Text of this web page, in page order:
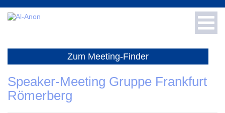
Für Fachleute
Info & Presse
Zum Meeting-Finder
Speaker-Meeting Gruppe Frankfurt
Römerberg